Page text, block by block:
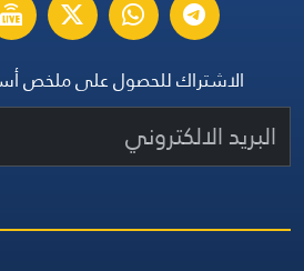
الاشتراك للحصول على ملخص